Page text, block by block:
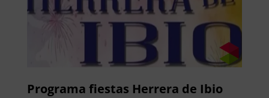
Programa fiestas Herrera de Ibio